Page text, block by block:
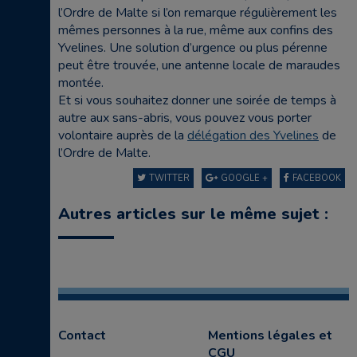
l’Ordre de Malte si l’on remarque régulièrement les
mêmes personnes à la rue, même aux confins des
Yvelines. Une solution d’urgence ou plus pérenne
peut être trouvée, une antenne locale de maraudes
montée.
Et si vous souhaitez donner une soirée de temps à
autre aux sans-abris, vous pouvez vous porter
volontaire auprès de la délégation des Yvelines de
l’Ordre de Malte.
FACEBOOK
GOOGLE +
TWITTER
Autres articles sur le même sujet :
Contact
Mentions légales et
CGU